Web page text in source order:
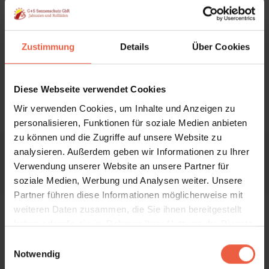
Zustimmung Details Über Cookies
Diese Webseite verwendet Cookies
Wir verwenden Cookies, um Inhalte und Anzeigen zu
personalisieren, Funktionen für soziale Medien anbieten
zu können und die Zugriffe auf unsere Website zu
analysieren. Außerdem geben wir Informationen zu Ihrer
Verwendung unserer Website an unsere Partner für
soziale Medien, Werbung und Analysen weiter. Unsere
Partner führen diese Informationen möglicherweise mit
weiteren Daten zusammen, die Sie ihnen bereitgestellt
haben oder die sie im Rahmen Ihrer Nutzung der Dienste
Notwendig
Jetzt unverbindliches Angebot anfordern!